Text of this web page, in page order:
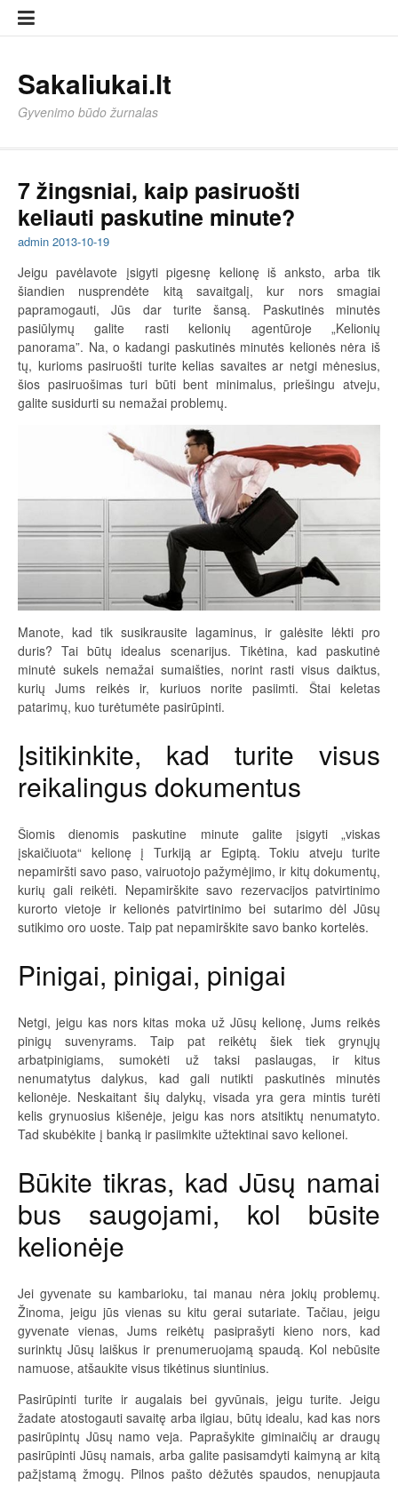
prie
Page
Page
Sakaliukai.lt
Gyvenimo būdo žurnalas
7 žingsniai, kaip pasiruošti
keliauti paskutine minute?
admin 2013-10-19
Jeigu pavėlavote įsigyti pigesnę kelionę iš anksto, arba tik
šiandien nusprendėte kitą savaitgalį, kur nors smagiai
papramogauti, Jūs dar turite šansą. Paskutinės minutės
pasiūlymų galite rasti kelionių agentūroje „Kelionių
panorama”. Na, o kadangi paskutinės minutės kelionės nėra iš
tų, kurioms pasiruošti turite kelias savaites ar netgi mėnesius,
šios pasiruošimas turi būti bent minimalus, priešingu atveju,
galite susidurti su nemažai problemų.
Manote, kad tik susikrausite lagaminus, ir galėsite lėkti pro
duris? Tai būtų idealus scenarijus. Tikėtina, kad paskutinė
minutė sukels nemažai sumaišties, norint rasti visus daiktus,
kurių Jums reikės ir, kuriuos norite pasiimti. Štai keletas
patarimų, kuo turėtumėte pasirūpinti.
Įsitikinkite, kad turite visus
reikalingus dokumentus
Šiomis dienomis paskutine minute galite įsigyti „viskas
įskaičiuota“ kelionę į Turkiją ar Egiptą. Tokiu atveju turite
nepamiršti savo paso, vairuotojo pažymėjimo, ir kitų dokumentų,
kurių gali reikėti. Nepamirškite savo rezervacijos patvirtinimo
kurorto vietoje ir kelionės patvirtinimo bei sutarimo dėl Jūsų
sutikimo oro uoste. Taip pat nepamirškite savo banko kortelės.
Pinigai, pinigai, pinigai
Netgi, jeigu kas nors kitas moka už Jūsų kelionę, Jums reikės
pinigų suvenyrams. Taip pat reikėtų šiek tiek grynųjų
arbatpinigiams, sumokėti už taksi paslaugas, ir kitus
nenumatytus dalykus, kad gali nutikti paskutinės minutės
kelionėje. Neskaitant šių dalykų, visada yra gera mintis turėti
kelis grynuosius kišenėje, jeigu kas nors atsitiktų nenumatyto.
Tad skubėkite į banką ir pasiimkite užtektinai savo kelionei.
Būkite tikras, kad Jūsų namai
bus saugojami, kol būsite
kelionėje
Jei gyvenate su kambarioku, tai manau nėra jokių problemų.
Žinoma, jeigu jūs vienas su kitu gerai sutariate. Tačiau, jeigu
gyvenate vienas, Jums reikėtų pasiprašyti kieno nors, kad
surinktų Jūsų laiškus ir prenumeruojamą spaudą. Kol nebūsite
namuose, atšaukite visus tikėtinus siuntinius.
Pasirūpinti turite ir augalais bei gyvūnais, jeigu turite. Jeigu
žadate atostogauti savaitę arba ilgiau, būtų idealu, kad kas nors
pasirūpintų Jūsų namo veja. Paprašykite giminaičių ar draugų
pasirūpinti Jūsų namais, arba galite pasisamdyti kaimyną ar kitą
pažįstamą žmogų. Pilnos pašto dėžutės spaudos, nenupjauta